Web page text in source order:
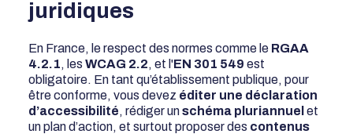
juridiques
En France, le respect des normes comme le RGAA
4.2.1, lesWCAG 2.2, et l'EN 301 549 est
obligatoire. En tant qu’établissement publique, pour
être conforme, vous devez éditer une déclaration
d’accessibilité, rédiger unschéma pluriannuel et
un plan d’action, et surtout proposer des contenus